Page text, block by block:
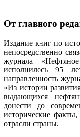
От главного
Издание книг по
непосредственно
журнала
исполнилось 95
направленность
«Из истории
выдающихся
донести до
исторические
отрасли страны.